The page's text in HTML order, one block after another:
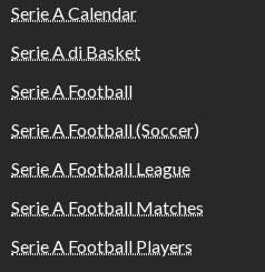
Serie A Calendar
Serie A di Basket
Serie A Football
Serie A Football (Soccer)
Serie A Football League
Serie A Football Matches
Serie A Football Players